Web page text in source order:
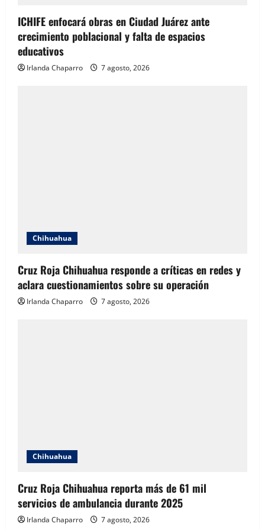
ICHIFE enfocará obras en Ciudad Juárez ante
crecimiento poblacional y falta de espacios
educativos
Irlanda Chaparro 7 agosto, 2026
Chihuahua
Cruz Roja Chihuahua responde a críticas en redes y
aclara cuestionamientos sobre su operación
Irlanda Chaparro 7 agosto, 2026
Chihuahua
Cruz Roja Chihuahua reporta más de 61 mil
servicios de ambulancia durante 2025
Irlanda Chaparro 7 agosto, 2026